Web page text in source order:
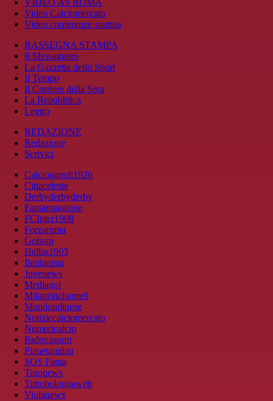
VIDEO AS ROMA
Video Calciomercato
Video conferenze stampa
RASSEGNA STAMPA
Il Messaggero
La Gazzetta dello Sport
Il Tempo
Il Corriere della Sera
La Repubblica
Leggo
REDAZIONE
Redazione
Scrivici
Calcionapoli1926
Cittaceleste
Derbyderbyderby
Fantamagazine
FCInter1908
Forzaroma
Golssip
Hellas1903
Ilmilanista
Juvenews
Mediagol
Milanistichannel
Mondoudinese
Notiziecalciomercato
Numericalcio
Padovasport
Pianetamilan
SOS Fanta
Toronews
Tuttobolognaweb
Violanews